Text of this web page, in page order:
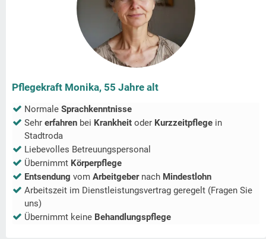
Pflegekraft Monika, 55 Jahre alt
Normale Sprachkenntnisse
Sehr erfahren bei Krankheit oder Kurzzeitpflege in
Stadtroda
Liebevolles Betreuungspersonal
Übernimmt Körperpflege
Entsendung vom Arbeitgeber nach Mindestlohn
Arbeitszeit im Dienstleistungsvertrag geregelt (Fragen Sie
uns)
Übernimmt keine Behandlungspflege